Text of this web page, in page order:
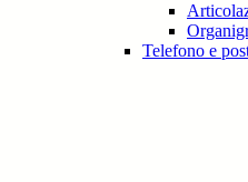
Telefono e